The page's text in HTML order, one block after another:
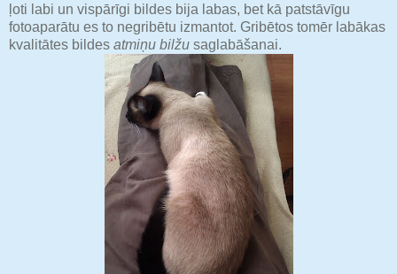
ļoti labi un vispārīgi bildes bija labas, bet kā patstāvīgu
fotoaparātu es to negribētu izmantot. Gribētos tomēr labākas
kvalitātes bildes atmiņu bilžu saglabāšanai.